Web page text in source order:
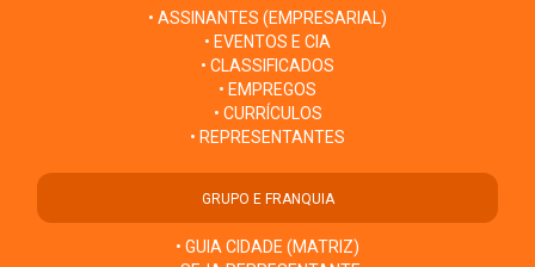
• ASSINANTES (EMPRESARIAL)
• EVENTOS E CIA
• CLASSIFICADOS
• EMPREGOS
• CURRÍCULOS
• REPRESENTANTES
GRUPO E FRANQUIA
• GUIA CIDADE (MATRIZ)